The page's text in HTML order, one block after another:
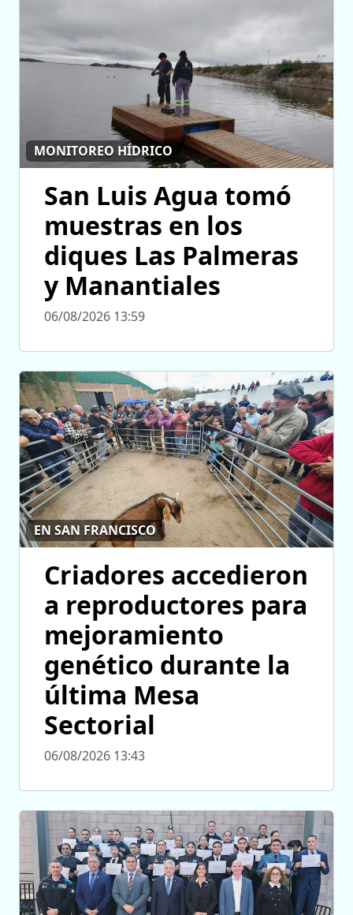
MONITOREO HÍDRICO
San Luis Agua tomó
muestras en los
diques Las Palmeras
y Manantiales
06/08/2026 13:59
EN SAN FRANCISCO
Criadores accedieron
a reproductores para
mejoramiento
genético durante la
última Mesa
Sectorial
06/08/2026 13:43